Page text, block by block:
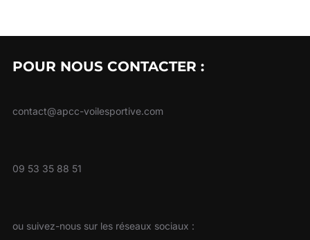
POUR NOUS CONTACTER :
contact@apcc-voilesportive.com
09 53 35 88 51
ou suivez-nous sur les réseaux sociaux :